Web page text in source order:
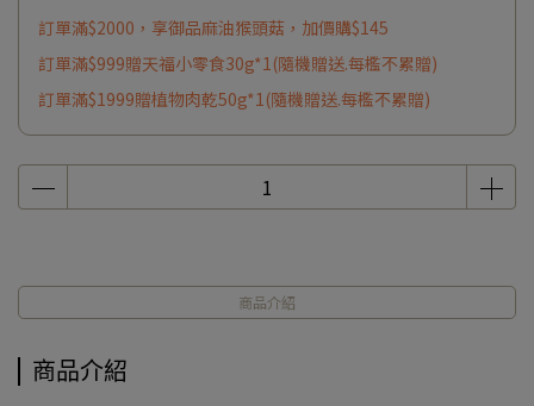
訂單滿$2000，享御品麻油猴頭菇，加價購$145
訂單滿$999贈天福小零食30g*1(隨機贈送.每檻不累贈)
訂單滿$1999贈植物肉乾50g*1(隨機贈送.每檻不累贈)
商品介紹
商品介紹